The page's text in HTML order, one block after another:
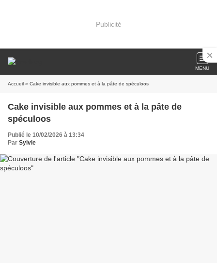
Publicité
MENU
Accueil » Cake invisible aux pommes et à la pâte de spéculoos
Cake invisible aux pommes et à la pâte de
spéculoos
Publié le 10/02/2026 à 13:34
Par Sylvie